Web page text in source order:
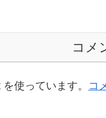
コメ
使っています。 コ